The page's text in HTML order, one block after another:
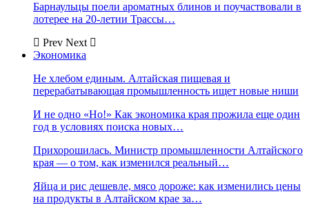
Барнаульцы поели ароматных блинов и поучаствовали в
лотерее на 20-летии Трассы…
Prev Next
Экономика
Не хлебом единым. Алтайская пищевая и
перерабатывающая промышленность ищет новые ниши
И не одно «Но!» Как экономика края прожила еще один
год в условиях поиска новых…
Прихорошилась. Министр промышленности Алтайского
края — о том, как изменился реальный…
Яйца и рис дешевле, мясо дороже: как изменились цены
на продукты в Алтайском крае за…